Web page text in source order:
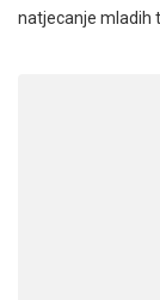
natjecanje mladih